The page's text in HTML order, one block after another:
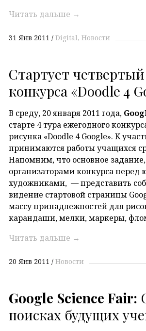
Читать дальше →
31 Янв 2011 Digital Новости
Стартует
конкурса «Doodle 4
В среду, 20 января 2011 года,
старте 4 тура ежегодного
рисунка «Doodle 4 Google». К
принимаются работы учащихся
Напомним, что основное
организаторами конкурса
художниками, — представить
видение стартовой страницы
массу принадлежностей для
карандаши, мелки, маркеры,
Читать дальше →
20 Янв 2011 Новости
Google Science Fair:
поисках будущих